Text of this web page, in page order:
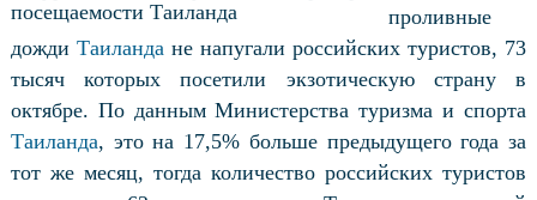
проливные
дожди Таиландане напугали российских туристов, 73
тысяч которых посетили экзотическую страну в
октябре. По данным Министерства туризма и спорта
Таиланда, это на 17,5% больше предыдущего года за
тот же месяц, тогда количество российских туристов